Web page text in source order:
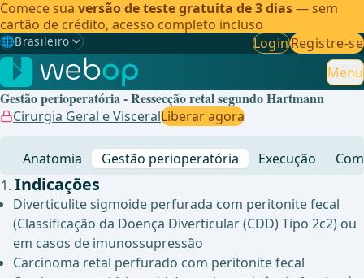
Comece sua versão de teste gratuita de 3 dias— sem
cartão de crédito, acesso completo incluso
🌐Brasileiro
Gewählte Sprache: Brasileiro
🇩🇪 Alemão
🇬🇧Inglês
🇧🇷 Brasileiro
LoginRegistre-se
Menu
Gestão perioperatória - Ressecção retal segundo Hartmann
Cirurgia Geral e VisceralLiberar agora
Anatomia Gestão perioperatória Execução
Indicações
Diverticulite sigmoide perfurada com peritonite fecal
(Classificação da Doença Diverticular (CDD) Tipo 2c2) ou
em casos de imunossupressão
Carcinoma retal perfurado com peritonite fecal